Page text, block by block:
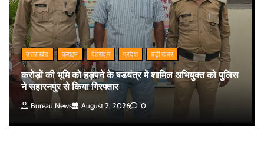
उत्तराखंड क्राइम देहरादून प्रदेश बड़ी खबर
करोड़ों की भूमि को हड़पने के षडयंत्र में शामिल अभियुक्त को पुलिस
ने सहारनपुर से किया गिरफ्तार
Bureau News August 2, 2026 0